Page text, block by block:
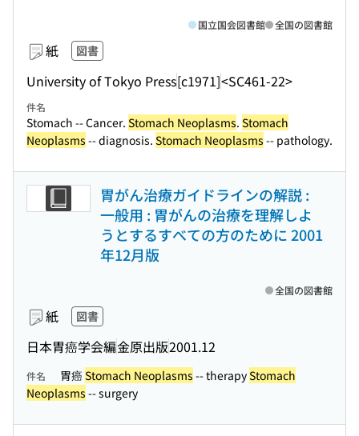
紙 図書
University of Tokyo Press[c1971]<SC461-22>
国立国会図書館 全国の図書館
件名
Stomach -- Cancer. Stomach Neoplasms. Stomach
Neoplasms -- diagnosis. Stomach Neoplasms -- pathology.
胃がん治療ガイドラインの解説 :
一般用 : 胃がんの治療を理解しよ
うとするすべての方のために 2001
年12月版
紙 図書
日本胃癌学会編金原出版2001.12
全国の図書館
件名 胃癌Stomach Neoplasms -- therapyStomach
Neoplasms -- surgery